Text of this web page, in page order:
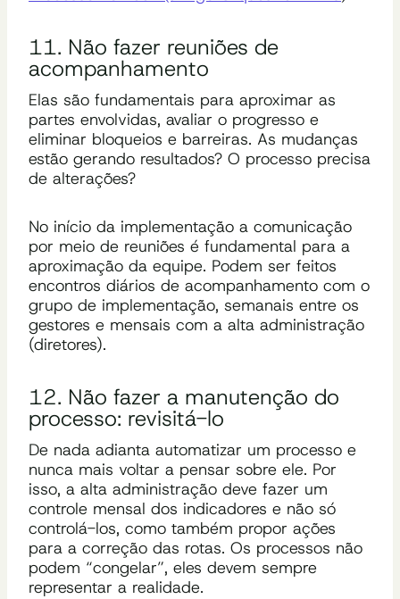
11. Não fazer reuniões de
acompanhamento
Elas são fundamentais para aproximar as
partes envolvidas, avaliar o progresso e
eliminar bloqueios e barreiras. As mudanças
estão gerando resultados? O processo precisa
de alterações?
No início da implementação a comunicação
por meio de reuniões é fundamental para a
aproximação da equipe. Podem ser feitos
encontros diários de acompanhamento com o
grupo de implementação, semanais entre os
gestores e mensais com a alta administração
(diretores).
12. Não fazer a manutenção do
processo: revisitá-lo
De nada adianta automatizar um processo e
nunca mais voltar a pensar sobre ele. Por
isso, a alta administração deve fazer um
controle mensal dos indicadores e não só
controlá-los, como também propor ações
para a correção das rotas. Os processos não
podem “congelar”, eles devem sempre
representar a realidade.